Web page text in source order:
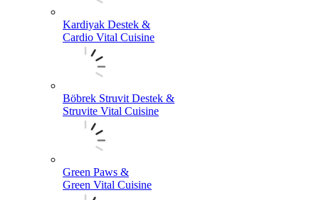
Kardiyak Destek &
Cardio Vital Cuisine
Böbrek Struvit Destek &
Struvite Vital Cuisine
Green Paws &
Green Vital Cuisine